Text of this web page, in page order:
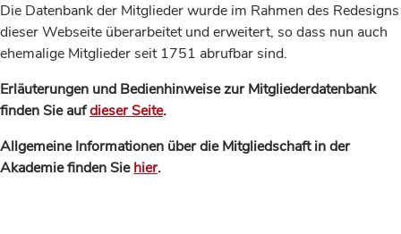
Die Datenbank der Mitglieder wurde im Rahmen des Redesigns
dieser Webseite überarbeitet und erweitert, so dass nun auch
ehemalige Mitglieder seit 1751 abrufbar sind.
Erläuterungen und Bedienhinweise zur Mitgliederdatenbank
finden Sie aufdieser Seite.
Allgemeine Informationen über die Mitgliedschaft in der
Akademie finden Siehier.